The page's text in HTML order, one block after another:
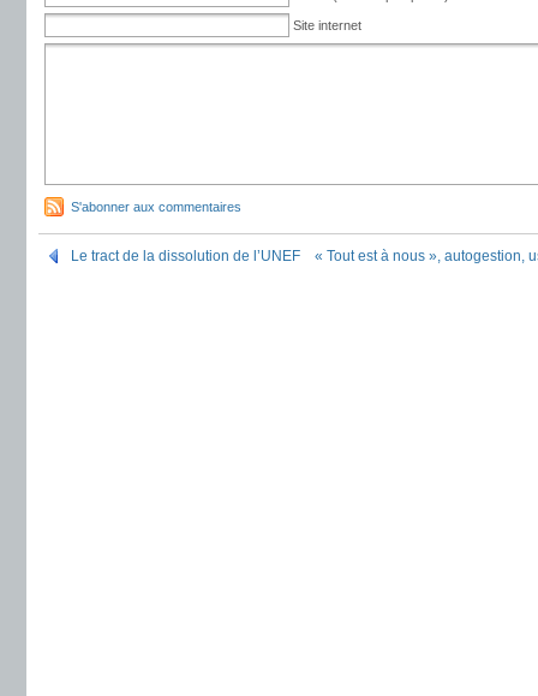
Site internet
S'abonner aux commentaires
Le tract de la dissolution de l’UNEF « Tout est à nous », autogestion,